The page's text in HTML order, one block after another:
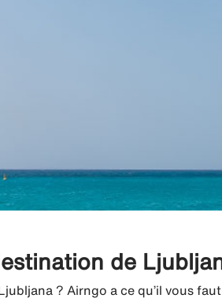
de
? Airngo a ce qu’il vous